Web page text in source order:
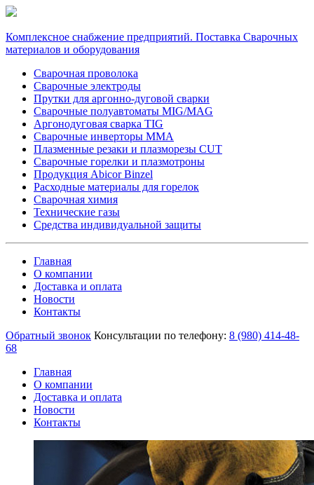
Комплексное снабжение предприятий. Поставка Сварочных
материалов и оборудования
Сварочная проволока
Сварочные электроды
Прутки для аргонно-дуговой сварки
Сварочные полуавтоматы MIG/MAG
Аргонодуговая сварка TIG
Сварочные инверторы MMA
Плазменные резаки и плазморезы CUT
Сварочные горелки и плазмотроны
Продукция Abicor Binzel
Расходные материалы для горелок
Сварочная химия
Технические газы
Средства индивидуальной защиты
Главная
О компании
Доставка и оплата
Новости
Контакты
Обратный звонок Консультации по телефону: 8 (980) 414-48-
68
Главная
О компании
Доставка и оплата
Новости
Контакты